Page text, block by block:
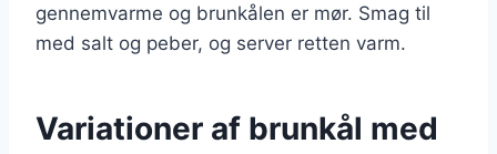
gennemvarme og brunkålen er mør. Smag til
med salt og peber, og server retten varm.
Variationer af brunkål med